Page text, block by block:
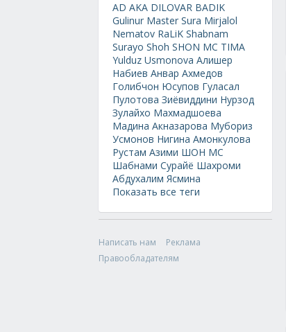
AD AKA DILOVAR BADIK
Gulinur Master Sura Mirjalol
Nematov RaLiK Shabnam
Surayo Shoh SHON MC TIMA
Yulduz Usmonova Алишер
Набиев Анвар Ахмедов
Голибчон Юсупов Гуласал
Пулотова Зиёвиддини Нурзод
Зулайхо Махмадшоева
Мадина Акназарова Мубориз
Усмонов Нигина Амонкулова
Рустам Азими ШОН МС
Шабнами Сурайё Шахроми
Абдухалим Ясмина
Показать все теги
Написать нам
Реклама
Правообладателям